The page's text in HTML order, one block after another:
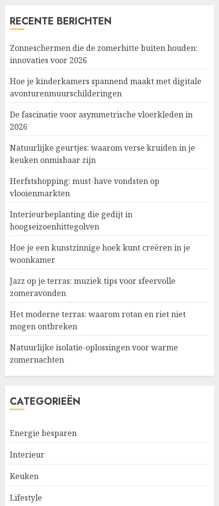
RECENTE BERICHTEN
Zonneschermen die de zomerhitte buiten houden:
innovaties voor 2026
Hoe je kinderkamers spannend maakt met digitale
avonturenmuurschilderingen
De fascinatie voor asymmetrische vloerkleden in
2026
Natuurlijke geurtjes: waarom verse kruiden in je
keuken onmisbaar zijn
Herfstshopping: must-have vondsten op
vlooienmarkten
Interieurbeplanting die gedijt in
hoogseizoenhittegolven
Hoe je een kunstzinnige hoek kunt creëren in je
woonkamer
Jazz op je terras: muziek tips voor sfeervolle
zomeravonden
Het moderne terras: waarom rotan en riet niet
mogen ontbreken
Natuurlijke isolatie-oplossingen voor warme
zomernachten
CATEGORIEËN
Energie besparen
Interieur
Keuken
Lifestyle